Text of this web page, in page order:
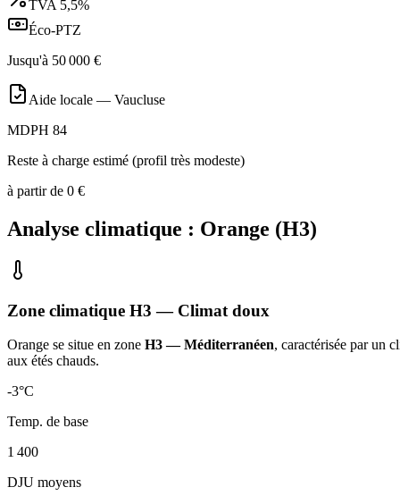
TVA 5,5%
Éco-PTZ
Jusqu'à 50 000 €
Aide locale — Vaucluse
MDPH 84
Reste à charge estimé (profil très modeste)
à partir de 0 €
Analyse climatique : Orange (H3)
Zone climatique H3 — Climat doux
Orange se situe en zone H3 — Méditerranéen, caractérisée par un
aux étés chauds.
-3°C
Temp. de base
1 400
DJU moyens